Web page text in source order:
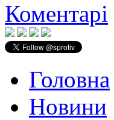
Коментарі
Головна
Новини